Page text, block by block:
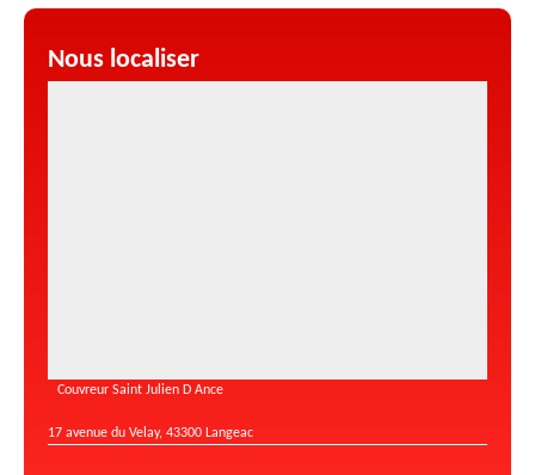
Nous localiser
Couvreur Saint Julien D Ance
17 avenue du Velay, 43300 Langeac